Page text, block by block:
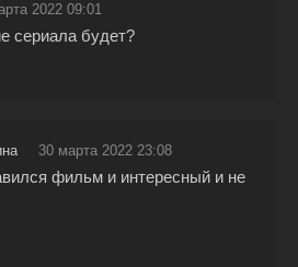
2022 09:01
сериала будет?
30 марта 2022 23:08
фильм и интересный и не